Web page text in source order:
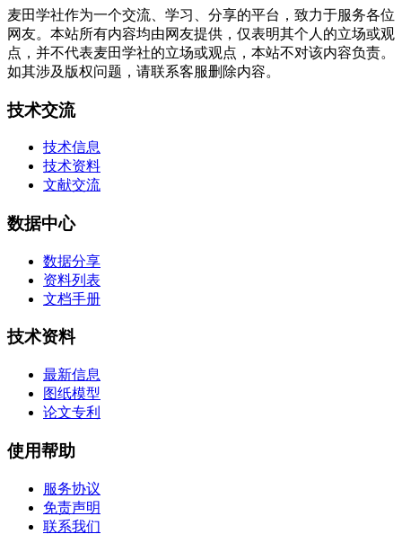
麦田学社作为一个交流、学习、分享的平台，致力于服务各位
网友。本站所有内容均由网友提供，仅表明其个人的立场或观
点，并不代表麦田学社的立场或观点，本站不对该内容负责。
如其涉及版权问题，请联系客服删除内容。
技术交流
技术信息
技术资料
文献交流
数据中心
数据分享
资料列表
文档手册
技术资料
最新信息
图纸模型
论文专利
使用帮助
服务协议
免责声明
联系我们